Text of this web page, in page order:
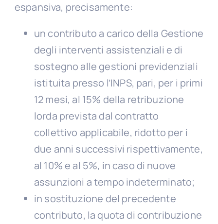
espansiva, precisamente:
un contributo a carico della Gestione
degli interventi assistenziali e di
sostegno alle gestioni previdenziali
istituita presso l’INPS, pari, per i primi
12 mesi, al 15% della retribuzione
lorda prevista dal contratto
collettivo applicabile, ridotto per i
due anni successivi rispettivamente,
al 10% e al 5%, in caso di nuove
assunzioni a tempo indeterminato;
in sostituzione del precedente
contributo, la quota di contribuzione